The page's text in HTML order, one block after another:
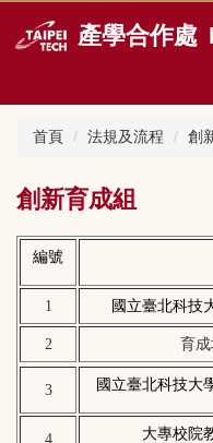
到
內
產學合作處
首頁 法規及流程 創
創新育成組
編號
1 國立臺北科技
2 育
3 國立臺北科技大
4 大專校院